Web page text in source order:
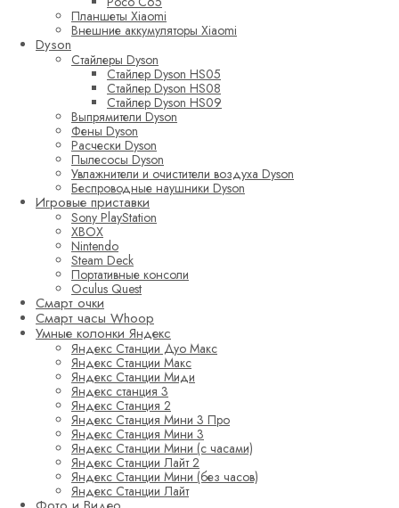
Планшеты Xiaomi
Внешние аккумуляторы Xiaomi
Dyson
Стайлеры Dyson
Стайлер Dyson HS05
Стайлер Dyson HS08
Стайлер Dyson HS09
Выпрямители Dyson
Фены Dyson
Расчески Dyson
Пылесосы Dyson
Увлажнители и очистители воздуха Dyson
Беспроводные наушники Dyson
Игровые приставки
Sony PlayStation
XBOX
Nintendo
Steam Deck
Портативные консоли
Oculus Quest
Смарт очки
Смарт часы Whoop
Умные колонки Яндекс
Яндекс Станции Дуо Макс
Яндекс Станции Макс
Яндекс Станции Миди
Яндекс станция 3
Яндекс Станция 2
Яндекс Станция Мини 3 Про
Яндекс Станция Мини 3
Яндекс Станции Мини (с часами)
Яндекс Станции Лайт 2
Яндекс Станции Мини (без часов)
Яндекс Станции Лайт